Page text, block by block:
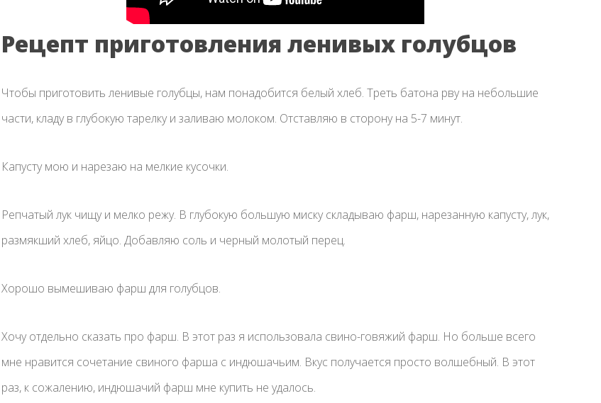
Рецепт приготовления ленивых голубцов
Чтобы приготовить ленивые голубцы, нам понадобится белый хлеб. Треть батона рву на небольшие
части, кладу в глубокую тарелку и заливаю молоком. Отставляю в сторону на 5-7 минут.
Капусту мою и нарезаю на мелкие кусочки.
Репчатый лук чищу и мелко режу. В глубокую большую миску складываю фарш, нарезанную капусту, лук,
размякший хлеб, яйцо. Добавляю соль и черный молотый перец.
Хорошо вымешиваю фарш для голубцов.
Хочу отдельно сказать про фарш. В этот раз я использовала свино-говяжий фарш. Но больше всего
мне нравится сочетание свиного фарша с индюшачьим. Вкус получается просто волшебный. В этот
раз, к сожалению, индюшачий фарш мне купить не удалось.